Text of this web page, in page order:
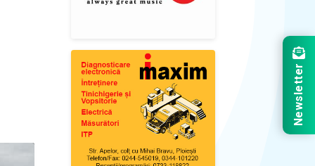
Newsletter